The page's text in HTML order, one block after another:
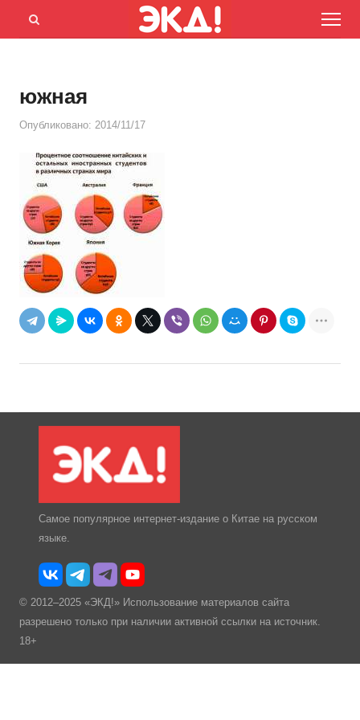
Menu
Открыть
южная
Опубликовано: 2014/11/17
Самое популярное интернет-издание о Китае на русском
языке.
© 2012–2025 «ЭКД!» Использование материалов сайта
разрешено только при наличии активной ссылки на источник.
18+